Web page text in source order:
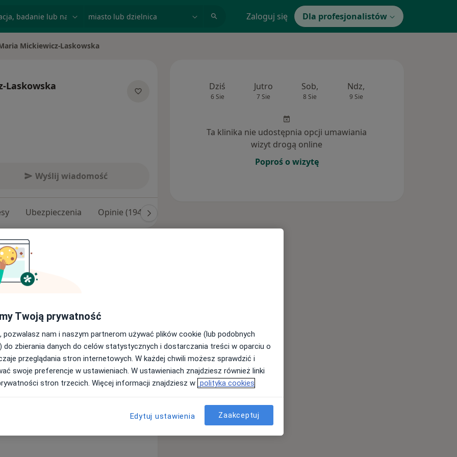
Zaloguj się Dla profesjonalistów
miastoMickiewicz-Laskowska
Laskowska
Wyślij wiadomość
Ubezpieczenia Opinie (194)
Jestem lekarzem z powołania.
wewnętrzne- moje
anglojęzycznych.
z pracy w Wielkiej Brytanii.
orzeczenia
przeprowadzamy także testy
W swojej
kompleksowo - nie przeoczyć
Niego niezauważalne.
w poważniejszym wieku.
Dziś
6 Sie
Jutro
7 Sie
Sob,
8 Sie
Ndz,
9 Sie
Ta klinika nie udostępnia opcji umawiania
wizyt drogą online
Poproś o wizytę
Twoją prywatność
pozwalasz nam i naszym partnerom używać plików cookie (lub podobnych
do zbierania danych do celów statystycznych i dostarczania treści w oparciu o
przeglądania stron internetowych. W każdej chwili możesz sprawdzić i
swoje preferencje w ustawieniach. W ustawieniach znajdziesz również linki
stron trzecich. Więcej informacji znajdziesz w polityka cookies
Edytuj ustawienia Zaakceptuj